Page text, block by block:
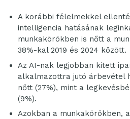
A korábbi félelmekkel
intelligencia hatásának
munkakörökben is nőtt a
38%-kal 2019 és 2024 között.
Az AI-nak legjobban kitett
alkalmazottra jutó árbevétel
nőtt (27%), mint a
(9%).
Azokban a munkakörökben,